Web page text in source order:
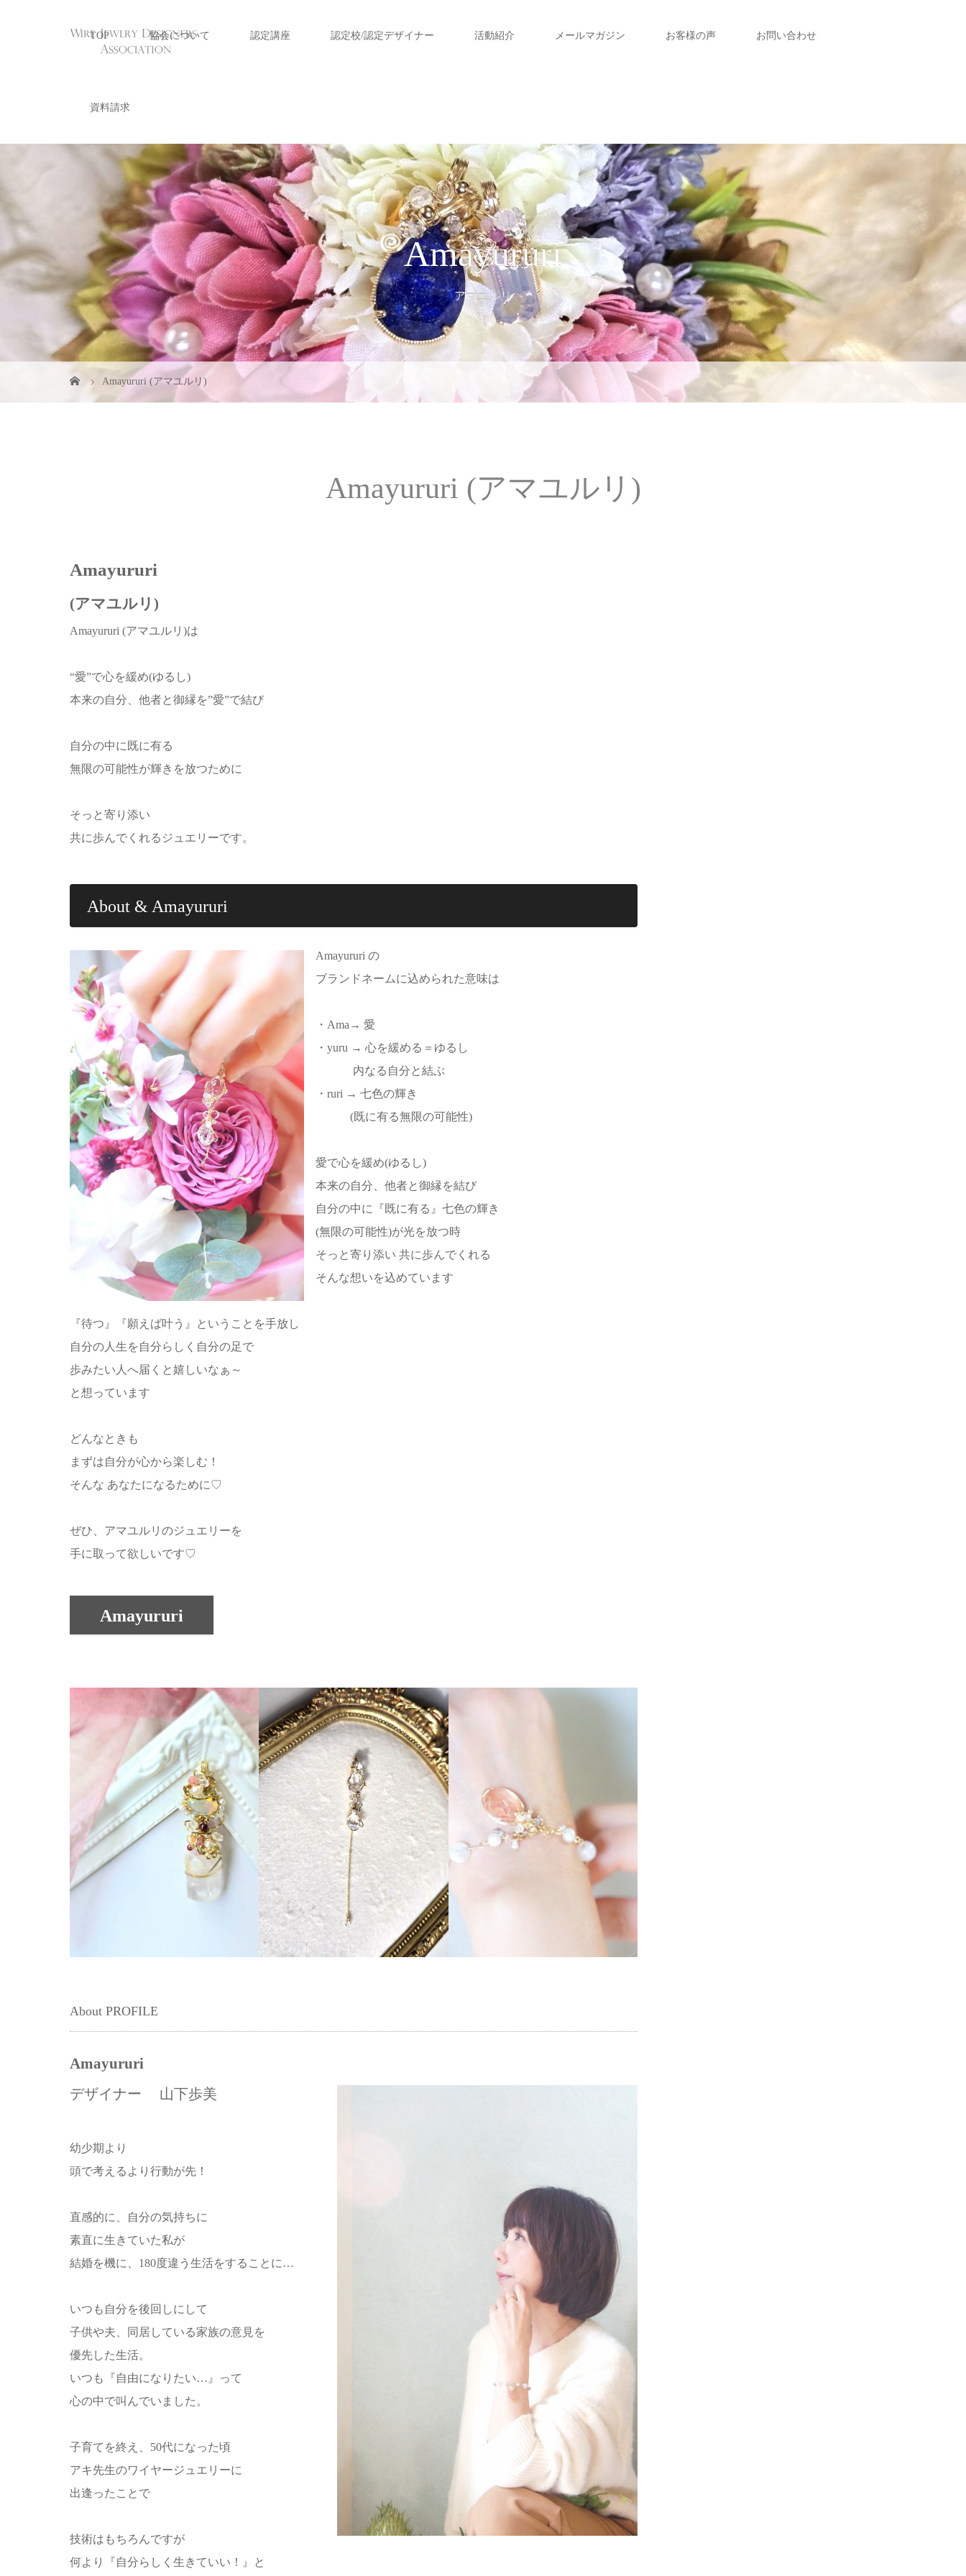
TOP 協会について 認定講座 認定校/認定デザイナー 活動紹介 メールマガジン お客様の声 お問い合わせ
資料請求
Amayururi
アマユルリ
Amayururi (アマユルリ)
Amayururi (アマユルリ)
Amayururi
(アマユルリ)
Amayururi (アマユルリ)は
“愛”で心を緩め(ゆるし)
本来の自分、他者と御縁を”愛”で結び
自分の中に既に有る
無限の可能性が輝きを放つために
そっと寄り添い
共に歩んでくれるジュエリーです。
About & Amayururi
Amayururi の
ブランドネームに込められた意味は
・Ama→ 愛
・yuru → 心を緩める＝ゆるし
内なる自分と結ぶ
・ruri → 七色の輝き
(既に有る無限の可能性)
愛で心を緩め(ゆるし)
本来の自分、他者と御縁を結び
自分の中に『既に有る』七色の輝き
(無限の可能性)が光を放つ時
そっと寄り添い 共に歩んでくれる
そんな想いを込めています
『待つ』『願えば叶う』ということを手放し
自分の人生を自分らしく自分の足で
歩みたい人へ届くと嬉しいなぁ～
と想っています
どんなときも
まずは自分が心から楽しむ！
そんな あなたになるために♡
ぜひ、アマユルリのジュエリーを
手に取って欲しいです♡
Amayururi
About PROFILE
Amayururi
デザイナー 山下歩美
幼少期より
頭で考えるより行動が先！
直感的に、自分の気持ちに
素直に生きていた私が
結婚を機に、180度違う生活をすることに…
いつも自分を後回しにして
子供や夫、同居している家族の意見を
優先した生活。
いつも『自由になりたい…』って
心の中で叫んでいました。
子育てを終え、50代になった頃
アキ先生のワイヤージュエリーに
出逢ったことで
技術はもちろんですが
何より『自分らしく生きていい！』と